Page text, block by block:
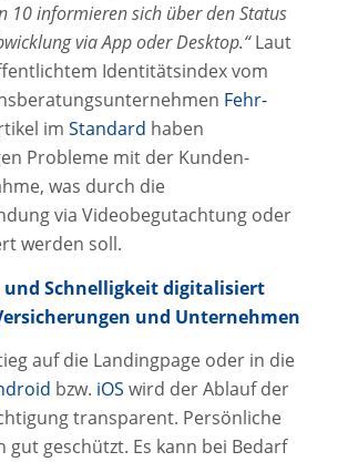
10 informieren sich über den Status
via App oder Desktop.“Laut
Identitätsindex vom
Fehr-
im Standard haben
Probleme mit der Kunden-
was durch die
via Videobegutachtung oder
werden soll.
und Schnelligkeit digitalisiert
und Unternehmen
auf die Landingpage oder in die
bzw. iOS wird der Ablauf der
transparent. Persönliche
gut geschützt. Es kann bei Bedarf